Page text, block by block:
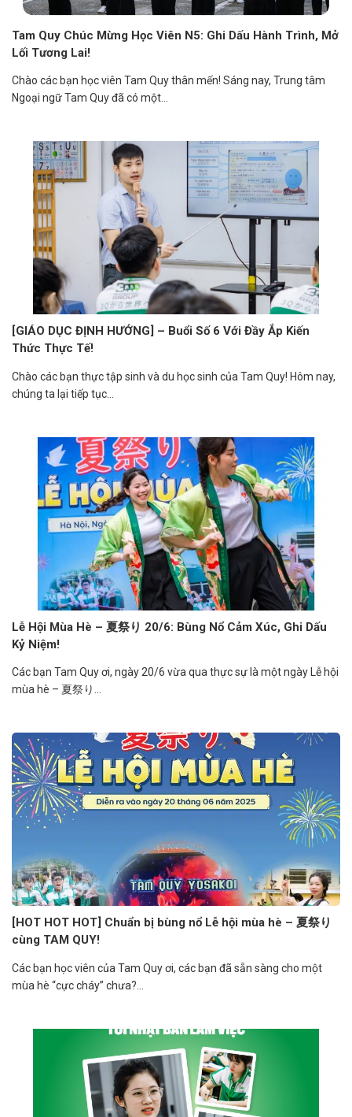
Tam Quy Chúc Mừng Học Viên N5: Ghi Dấu Hành Trình, Mở
Lối Tương Lai!
Chào các bạn học viên Tam Quy thân mến! Sáng nay, Trung tâm
Ngoại ngữ Tam Quy đã có một...
[GIÁO DỤC ĐỊNH HƯỚNG] – Buổi Số 6 Với Đầy Ắp Kiến
Thức Thực Tế!
Chào các bạn thực tập sinh và du học sinh của Tam Quy! Hôm nay,
chúng ta lại tiếp tục...
Lễ Hội Mùa Hè – 夏祭り 20/6: Bùng Nổ Cảm Xúc, Ghi Dấu
Kỷ Niệm!
Các bạn Tam Quy ơi, ngày 20/6 vừa qua thực sự là một ngày Lễ hội
mùa hè – 夏祭り...
[HOT HOT HOT] Chuẩn bị bùng nổ Lễ hội mùa hè – 夏祭り
cùng TAM QUY!
Các bạn học viên của Tam Quy ơi, các bạn đã sẵn sàng cho một
mùa hè “cực cháy” chưa?...